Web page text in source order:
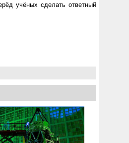
учёных сделать ответный